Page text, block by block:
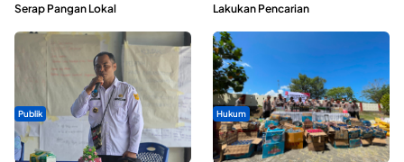
Serap Pangan Lokal
Lakukan Pencarian
Publik
ABDESI Morotai Apresiasi
Penyaluran ADD Rp3,13 Miliar
Hukum
Polda Maluku Utara Musnahkan
Ribuan Liter Miras Hasil Operasi